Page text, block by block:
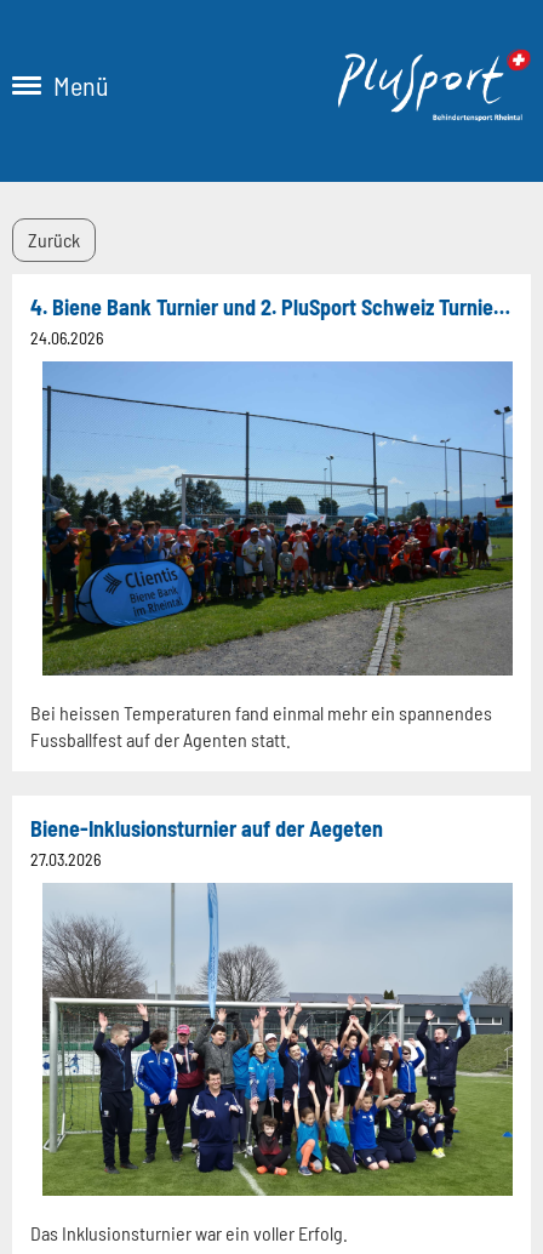
Menü
Zurück
4. Biene Bank Turnier und 2. PluSport Schweiz Turnier auf der Aegeten in Widnau
24.06.2026
Bei heissen Temperaturen fand einmal mehr ein spannendes
Fussballfest auf der Agenten statt.
Biene-Inklusionsturnier auf der Aegeten
27.03.2026
Das Inklusionsturnier war ein voller Erfolg.